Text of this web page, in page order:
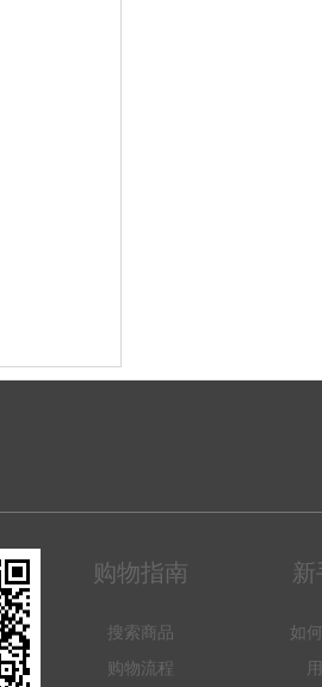
购物指南
搜索商品
购物流程
如